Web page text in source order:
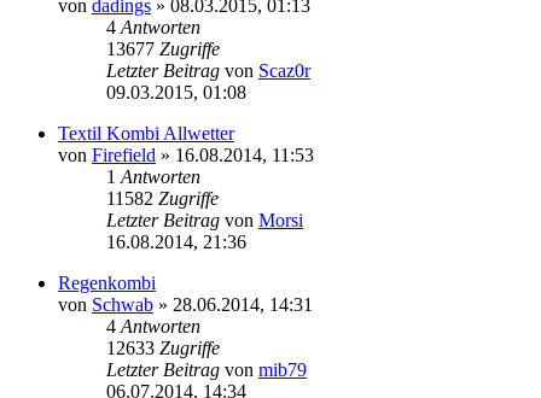
von dadings » 08.03.2015, 01:13
4 Antworten
13677 Zugriffe
Letzter Beitrag von Scaz0r
09.03.2015, 01:08
Textil Kombi Allwetter
von Firefield » 16.08.2014, 11:53
1 Antworten
11582 Zugriffe
Letzter Beitrag von Morsi
16.08.2014, 21:36
Regenkombi
von Schwab » 28.06.2014, 14:31
4 Antworten
12633 Zugriffe
Letzter Beitrag von mib79
06.07.2014, 14:34